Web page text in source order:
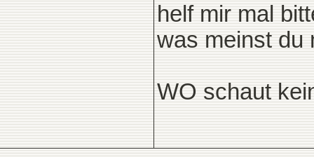
helf mir mal
was meinst du
WO schaut